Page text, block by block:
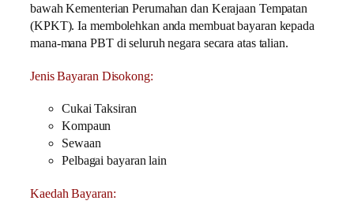
bawah Kementerian Perumahan dan Kerajaan Tempatan
(KPKT). Ia membolehkan anda membuat bayaran kepada
mana-mana PBT di seluruh negara secara atas talian.
Jenis Bayaran Disokong:
Cukai Taksiran
Kompaun
Sewaan
Pelbagai bayaran lain
Kaedah Bayaran: